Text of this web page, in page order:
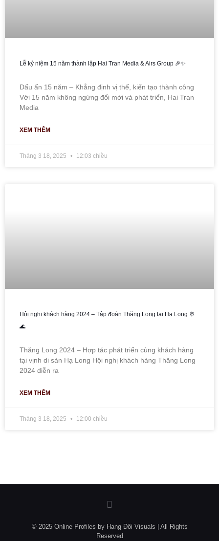
Lễ kỷ niệm 15 năm thành lập Hai Tran Media & Airs Group 🎉✨
Dấu ấn 15 năm – Khẳng định vị thế, kiến tạo thành công
Với 15 năm không ngừng đổi mới và phát triển, Hai Tran
Media
XEM THÊM
Tháng 3 18, 2025 12:03 chiều
Hội nghị khách hàng 2024 – Tập đoàn Thăng Long tại Hạ Long 🚢
🌊
Thăng Long 2024 – Hợp tác phát triển cùng khách hàng
tại vịnh di sản Hạ Long Hội nghị khách hàng Thăng Long
2024 diễn ra
XEM THÊM
Tháng 3 18, 2025 12:00 chiều
© 2025 Online Profiles by Hang Đôi Visuals | All Rights
Reserved